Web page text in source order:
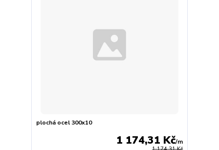
plochá ocel 300x10
1 174,31 Kč/m